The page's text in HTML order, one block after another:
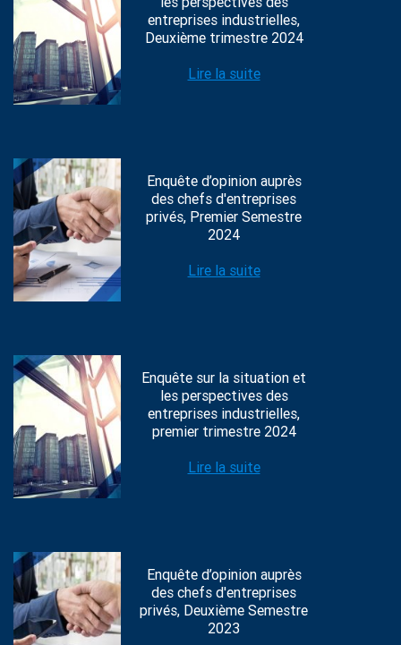
entreprises industrielles,
Deuxième trimestre 2024
Lire la suite
Enquête d’opinion auprès
des chefs d'entreprises
privés, Premier Semestre
2024
Lire la suite
Enquête sur la situation et
les perspectives des
entreprises industrielles,
premier trimestre 2024
Lire la suite
Enquête d’opinion auprès
des chefs d'entreprises
privés, Deuxième Semestre
2023